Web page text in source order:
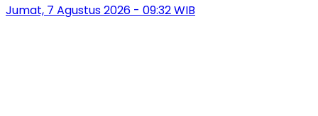
Jumat, 7 Agustus 2026 - 09:32 WIB